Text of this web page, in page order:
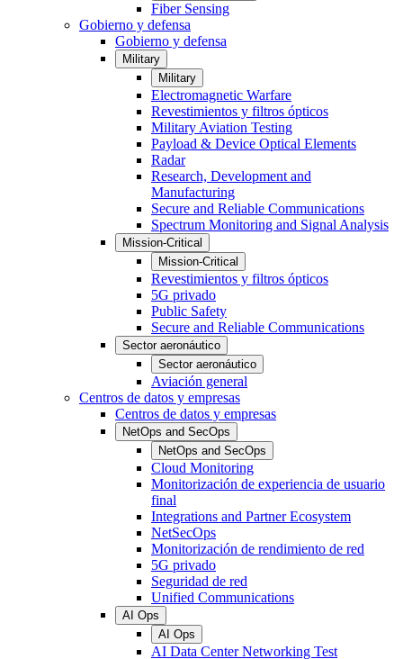
Fiber Sensing
Gobierno y defensa
Gobierno y defensa
Military
Military
Electromagnetic Warfare
Revestimientos y filtros ópticos
Military Aviation Testing
Payload & Device Optical Elements
Radar
Research, Development and
Manufacturing
Secure and Reliable Communications
Spectrum Monitoring and Signal Analysis
Mission-Critical
Mission-Critical
Revestimientos y filtros ópticos
5G privado
Public Safety
Secure and Reliable Communications
Sector aeronáutico
Sector aeronáutico
Aviación general
Centros de datos y empresas
Centros de datos y empresas
NetOps and SecOps
NetOps and SecOps
Cloud Monitoring
Monitorización de experiencia de usuario
final
Integrations and Partner Ecosystem
NetSecOps
Monitorización de rendimiento de red
5G privado
Seguridad de red
Unified Communications
AI Ops
AI Ops
AI Data Center Networking Test